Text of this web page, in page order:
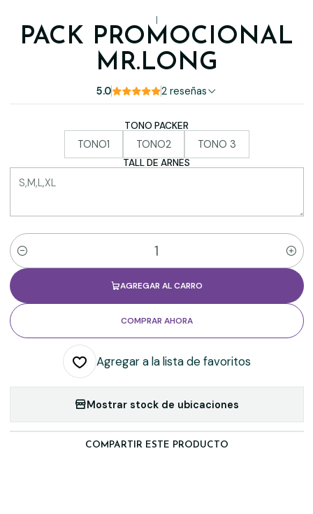
|
PACK PROMOCIONAL
MR.LONG
5.0 2 reseñas
TONO PACKER
TONO1 TONO2 TONO 3
TALL DE ARNES
Cantidad
AGREGAR AL CARRO
COMPRAR AHORA
Agregar a la lista de favoritos
Mostrar stock de ubicaciones
COMPARTIR ESTE PRODUCTO